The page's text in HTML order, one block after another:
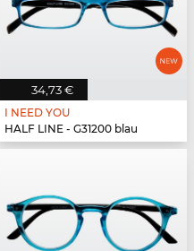
34,73 €
I NEED YOU
HALF LINE - G31200 blau